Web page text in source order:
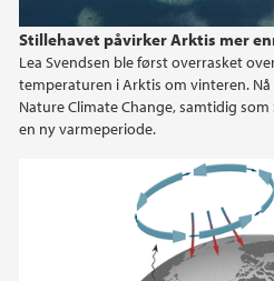
Stillehavet påvirker Arktis mer
Lea Svendsen ble først overrasket
temperaturen i Arktis om vinteren.
Nature Climate Change, samtidig
en ny varmeperiode.
2018
2017
2015
2014